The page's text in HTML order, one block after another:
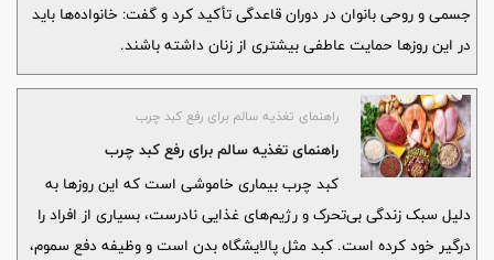
جسمی و روحی بانوان در دوران قاعدگی تأکید کرد و گفت: خانواده‌ها باید
در این روزها حمایت عاطفی بیشتری از زنان داشته باشند.
راهنمای تغذیه سالم برای رفع کبد چرب
راهنمای تغذیه سالم برای رفع کبد چرب
کبد چرب بیماری خاموشی است که این روزها به
دلیل سبک زندگی بی‌تحرک و رژیم‌های غذایی نادرست، بسیاری از افراد را
درگیر خود کرده است. کبد مثل پالایشگاه بدن است و وظیفه دفع سموم،